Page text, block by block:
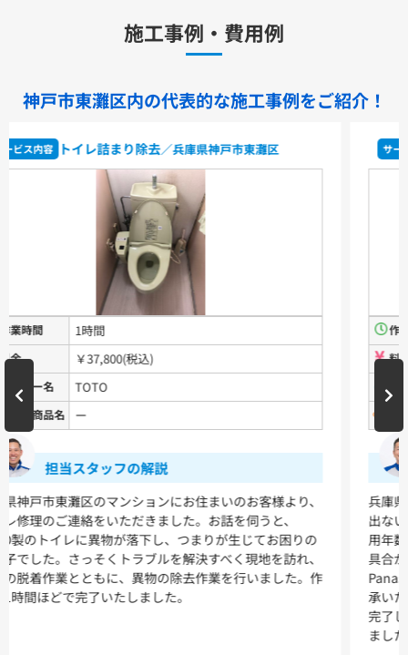
TKS05321Z TKS05305JA TKS05305ZA
TKS05301J TKS05311J TKS05310J
洗面化粧台用水栓金具
TLHG30ES
TLHG31AEFR TLHG31AEFZ TLHG30EGR
TLS05301J TLS05301Z TLG05301J TLG05301Z
TLC32ERZ LF-E345SYCN
洗濯機用水栓金具
TW11RF
浴室用水栓金具
TBV03401J1
洗面化粧台
VシリーズLMPB060A1GDC1G+LDPB060BAGEN2
VシリーズLMPB075A1GDC1G+LDPB075BAGEN2
VシリーズLMPB075A3GDC1G+LDPB075BAGEN2
VシリーズLMPB075B1GDC1G+LDPB075BAGEN2
浴室
シンラ サザナ
施工事例・費用例
神戸市東灘区内の代表的な施工事例をご紹介！
サービス内容 便器交換／兵庫県神戸市東灘区
作業時間
料金 ￥153,748(税込)
メーカー名
品番・商品名
担当スタッフの解説
兵庫県神戸市東灘区のお客様より、トイレのタンクから水が
出ないとのご相談をいただきました。確認したところ、ご使
用年数15年以上による経年劣化で部品が摩耗しており、不
具合が発生していました。お客様に状況をご説明し、
PanasonicのアラウーノS2への交換をご提案したところご了
承いただき、交換作業を行いました。作業は約1時間30分で
完了し、迅速かつ丁寧な対応でお客様に大変ご満足いただき